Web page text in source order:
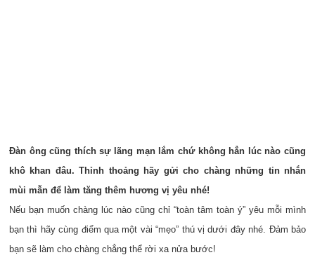
Đàn ông cũng thích sự lãng mạn lắm chứ không hẳn lúc nào cũng
khô khan đâu. Thỉnh thoảng hãy gửi cho chàng những tin nhắn
mùi mẫn để làm tăng thêm hương vị yêu nhé!
Nếu bạn muốn chàng lúc nào cũng chỉ “toàn tâm toàn ý” yêu mỗi mình
bạn thì hãy cùng điểm qua một vài “mẹo” thú vị dưới đây nhé. Đảm bảo
bạn sẽ làm cho chàng chẳng thể rời xa nửa bước!